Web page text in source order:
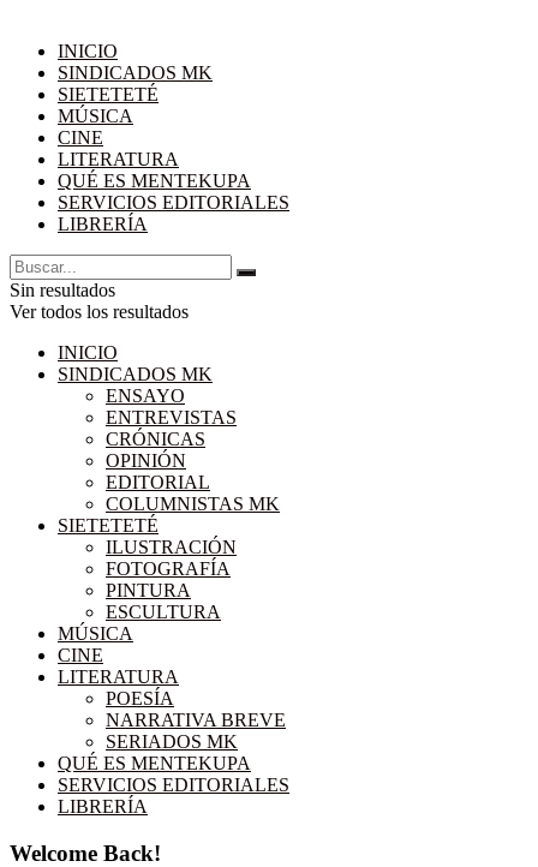
INICIO
SINDICADOS MK
SIETETETÉ
MÚSICA
CINE
LITERATURA
QUÉ ES MENTEKUPA
SERVICIOS EDITORIALES
LIBRERÍA
Sin resultados
Ver todos los resultados
INICIO
SINDICADOS MK
ENSAYO
ENTREVISTAS
CRÓNICAS
OPINIÓN
EDITORIAL
COLUMNISTAS MK
SIETETETÉ
ILUSTRACIÓN
FOTOGRAFÍA
PINTURA
ESCULTURA
MÚSICA
CINE
LITERATURA
POESÍA
NARRATIVA BREVE
SERIADOS MK
QUÉ ES MENTEKUPA
SERVICIOS EDITORIALES
LIBRERÍA
Welcome Back!